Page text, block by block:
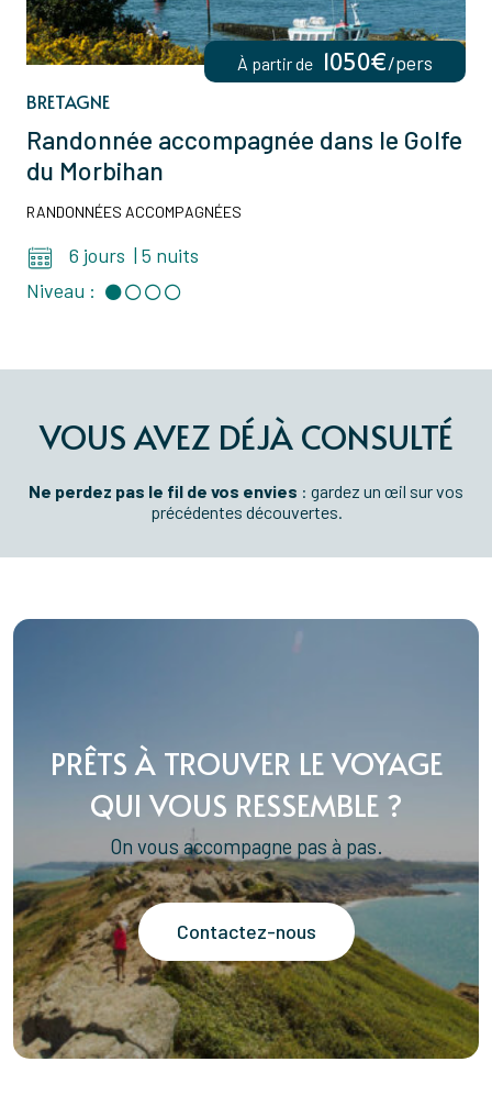
BRETAGNE
Randonnée accompagnée dans le Golfe
du Morbihan
RANDONNÉES ACCOMPAGNÉES
6 jours | 5 nuits
Niveau :
À partir de 1050€/pers
VOUS AVEZ DÉJÀ CONSULTÉ
Ne perdez pas le fil de vos envies : gardez un œil sur vos
précédentes découvertes.
PRÊTS À TROUVER LE VOYAGE
QUI VOUS RESSEMBLE ?
On vous accompagne pas à pas.
Contactez-nous